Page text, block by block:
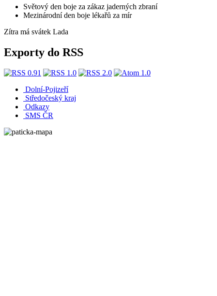
Světový den boje za zákaz jaderných zbraní
Mezinárodní den boje lékařů za mír
Zítra má svátek Lada
Exporty do RSS
Dolní-Pojizeří
Středočeský kraj
Odkazy
SMS ČR